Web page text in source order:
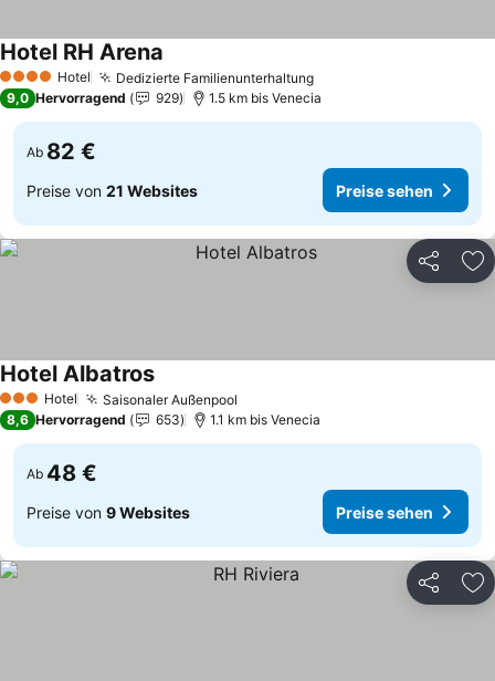
4 Sterne Hotel Dedizierte FamilienunterhaltungPreise sehen
Hotel RH Arena
9,0 Hervorragend 929 1.5 km bis Venecia
Ab 82 €
Preise von 21 Websites Preise sehen
Teilen
3 SterneHotel Saisonaler Außenpool
Hotel AlbatrosPreise sehen
8,6 Hervorragend 653 1.1 km bis Venecia
Ab 48 €
Preise von 9 Websites Preise sehen
Teilen